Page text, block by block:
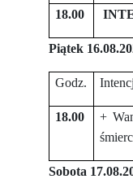
18.00
Piątek
Godz.
18.00
+
Sobota